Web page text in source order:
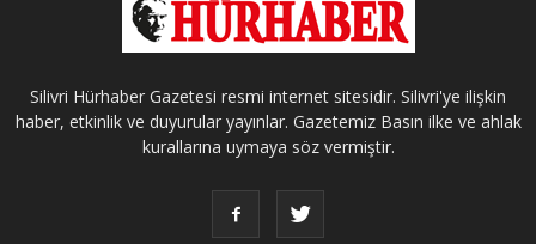
Silivri Hürhaber Gazetesi resmi internet sitesidir. Silivri'ye ilişkin
haber, etkinlik ve duyurular yayınlar. Gazetemiz Basın ilke ve ahlak
kurallarına uymaya söz vermiştir.